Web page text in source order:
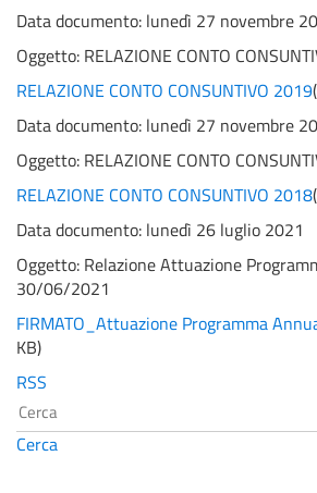
Data documento: lunedì 27 novembre
Oggetto: RELAZIONE CONTO
RELAZIONE CONTO CONSUNTIVO 2019(
Data documento: lunedì 27 novembre
Oggetto: RELAZIONE CONTO
RELAZIONE CONTO CONSUNTIVO 2018(
Data documento: lunedì 26 luglio 2021
Oggetto: Relazione Attuazione
30/06/2021
FIRMATO_Attuazione Programma
KB)
RSS
Cerca